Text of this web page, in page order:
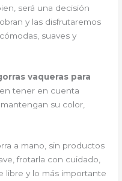
será una decisión
y las disfrutaremos
suaves y
vaqueras para
tener en cuenta
su color,
a mano, sin productos
frotarla con cuidado,
libre y lo más importante